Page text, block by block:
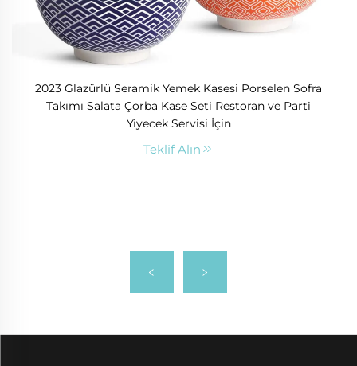
2023 Glazürlü Seramik Yemek Kasesi Porselen Sofra
Takımı Salata Çorba Kase Seti Restoran ve Parti
Yiyecek Servisi İçin
Teklif Alın